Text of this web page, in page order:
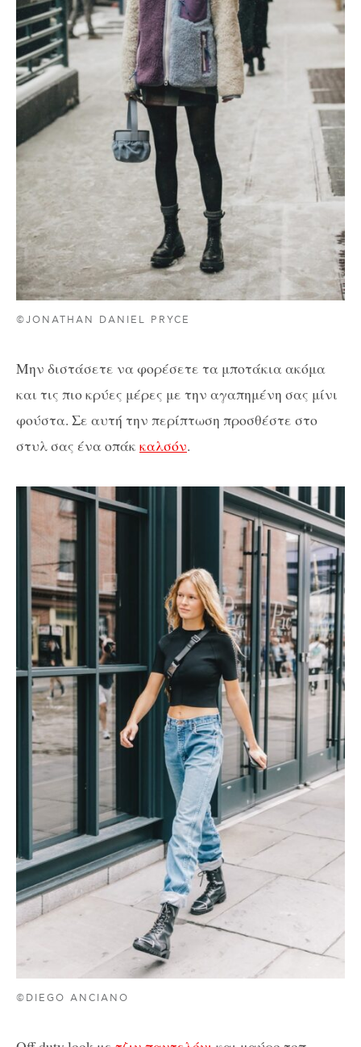
©JONATHAN DANIEL PRYCE
Μην διστάσετε να φορέσετε τα μποτάκια ακόμα
και τις πιο κρύες μέρες με την αγαπημένη σας μίνι
φούστα. Σε αυτή την περίπτωση προσθέστε στο
στυλ σας ένα οπάκ καλσόν.
©DIEGO ANCIANO